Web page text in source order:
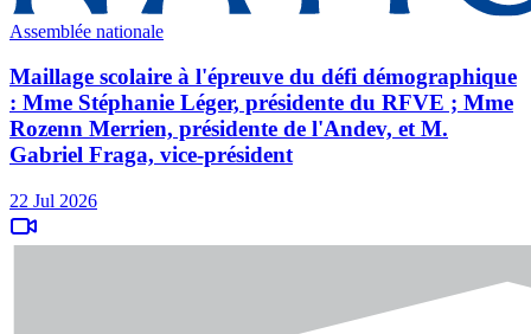
Assemblée nationale
Maillage scolaire à l'épreuve du défi démographique
: Mme Stéphanie Léger, présidente du RFVE ; Mme
Rozenn Merrien, présidente de l'Andev, et M.
Gabriel Fraga, vice-président
22 Jul 2026